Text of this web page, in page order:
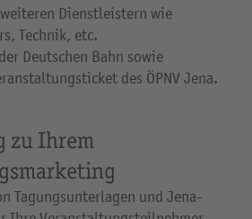
Dienstleistern wie
Technik, etc.
Deutschen Bahn sowie
des ÖPNV Jena.
zu Ihrem
Tagungsunterlagen und Jena-